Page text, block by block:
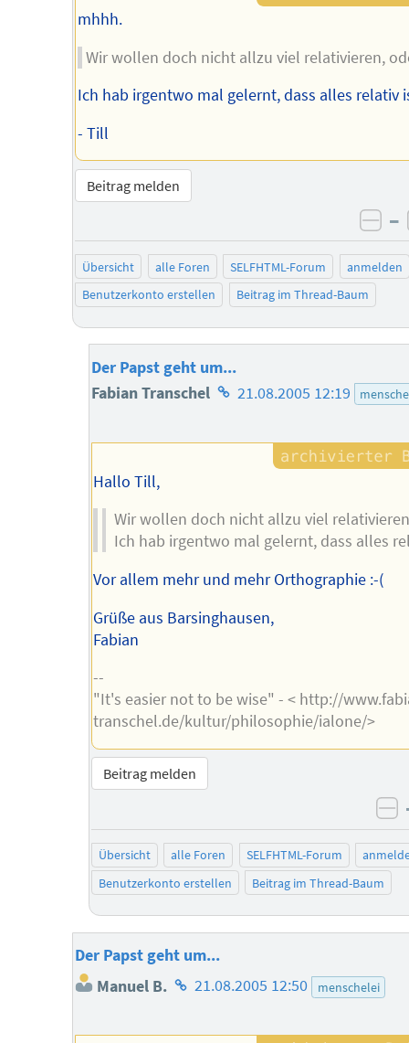
mhhh.
Wir wollen doch nicht allzu viel relativieren,
Ich hab irgentwo mal gelernt, dass alles relativ
- Till
Beitrag melden
–
Übersicht alle Foren SELFHTML-Forum
anmelden
Benutzerkonto erstellen
Beitrag im Thread-Baum
Der Papst geht um...
Fabian Transchel Homepage
Autors
21.08.2005 12:19
Hallo Till,
Wir wollen doch nicht allzu viel
Ich hab irgentwo mal gelernt, dass alles
Vor allem mehr und mehr Orthographie :-(
Grüße aus Barsinghausen,
Fabian
--
"It's easier not to be wise" - < http://
transchel.de/kultur/philosophie/ialone/>
Beitrag melden
Übersicht alle Foren SELFHTML-Forum
Benutzerkonto erstellen
Beitrag im Thread-Baum
Der Papst geht um...
Manuel B. Homepage
Autors
21.08.2005 12:50 menschelei